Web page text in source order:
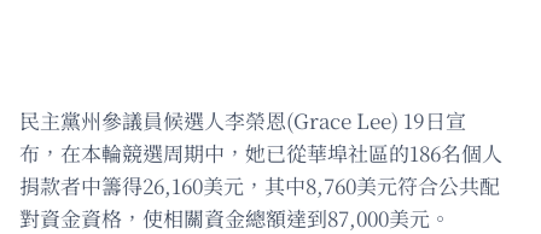
民主黨州參議員候選人李榮恩(Grace Lee) 19日宣
布，在本輪競選周期中，她已從華埠社區的186名個人
捐款者中籌得26,160美元，其中8,760美元符合公共配
對資金資格，使相關資金總額達到87,000美元。